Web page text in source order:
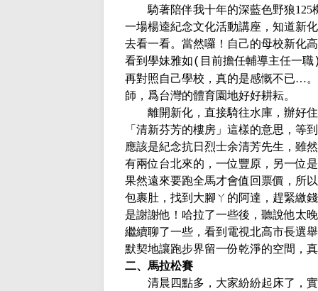
騎著陪伴我十年的深藍色野狼125
一場楊逵紀念文化活動講座，知道新
去看一看。當然囉！自己的母校新化
看到學妹雅如( 目前擔任輔導主任一職
再對照自己學校，真的是感慨不已…
師，爲台灣的體育園地好好耕耘。
離開新化，直接騎往水庫，辦好
「清新芬芳的樓房」這樣的意思，等
應該是紀念抗日烈士余清芳先生，雖
有兩位台北來的，一位豐原，另一位
果然遠來要跑全馬才會值回票價，所
包裹肚，找到大腳ㄚ的阿達，趕緊繳
是謝謝他！哈拉了一些後，聽說他太
繼續聊了一些，看到電視北高市長選
默契地讓跑步界留一份乾淨的空間，
二、馬拉松賽
清晨四點多，大家紛紛起床了，